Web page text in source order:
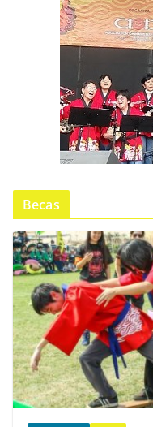
Becas